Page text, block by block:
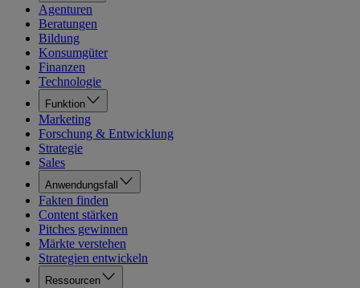
Agenturen
Beratungen
Bildung
Konsumgüter
Finanzen
Technologie
Funktion
Marketing
Forschung & Entwicklung
Strategie
Sales
Anwendungsfall
Fakten finden
Content stärken
Pitches gewinnen
Märkte verstehen
Strategien entwickeln
Ressourcen